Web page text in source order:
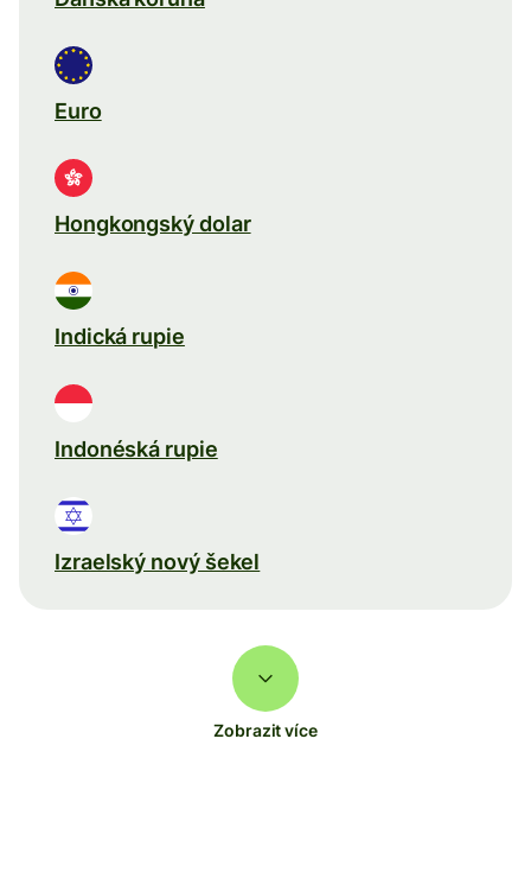
Euro
Hongkongský dolar
Indická rupie
Indonéská rupie
Izraelský nový šekel
Zobrazit více